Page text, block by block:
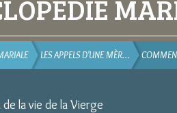
LES APPELS D'UNE MÈR…
la vie de la Vierge